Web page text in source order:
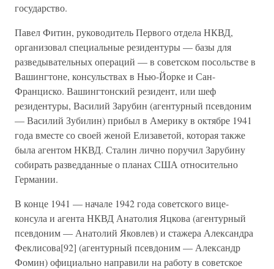
государство.
Павел Фитин, руководитель Первого отдела НКВД,
организовал специальные резидентуры — базы для
разведывательных операций — в советском посольстве в
Вашингтоне, консульствах в Нью-Йорке и Сан-
Франциско. Вашингтонский резидент, или шеф
резидентуры, Василий Зарубин (агентурный псевдоним
— Василий Зубилин) прибыл в Америку в октябре 1941
года вместе со своей женой Елизаветой, которая также
была агентом НКВД. Сталин лично поручил Зарубину
собирать разведданные о планах США относительно
Германии.
В конце 1941 — начале 1942 года советского вице-
консула и агента НКВД Анатолия Яцкова (агентурный
псевдоним — Анатолий Яковлев) и стажера Александра
Феклисова[92] (агентурный псевдоним — Александр
Фомин) официально направили на работу в советское